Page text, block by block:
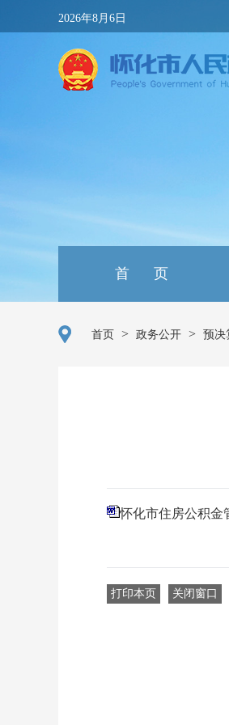
2026年8月6日
首 页
首页 > 政务公开 > 预决
怀化市住房公积金
打印本页 关闭窗口